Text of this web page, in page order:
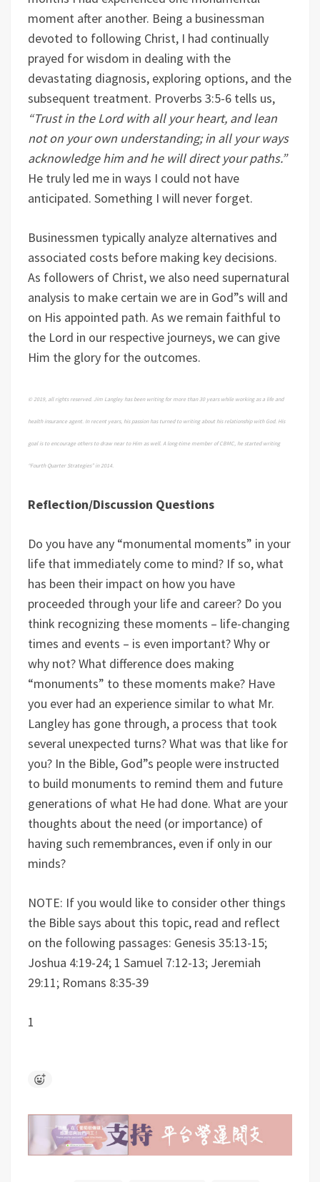
moment after another. Being a businessman
devoted to following Christ, I had continually
prayed for wisdom in dealing with the
devastating diagnosis, exploring options, and the
subsequent treatment. Proverbs 3:5-6 tells us,
“Trust in the Lord with all your heart, and lean
not on your own understanding; in all your ways
acknowledge him and he will direct your paths.”
He truly led me in ways I could not have
anticipated. Something I will never forget.
Businessmen typically analyze alternatives and
associated costs before making key decisions.
As followers of Christ, we also need supernatural
analysis to make certain we are in God”s will and
on His appointed path. As we remain faithful to
the Lord in our respective journeys, we can give
Him the glory for the outcomes.
© 2019, all rights reserved. Jim Langley has been writing for more than 30 years while working as a life and
health insurance agent. In recent years, his passion has turned to writing about his relationship with God. His
goal is to encourage others to draw near to Him as well. A long-time member of CBMC, he started writing
“Fourth Quarter Strategies” in 2014.
Reflection/Discussion Questions
Do you have any “monumental moments” in your
life that immediately come to mind? If so, what
has been their impact on how you have
proceeded through your life and career? Do you
think recognizing these moments – life-changing
times and events – is even important? Why or
why not? What difference does making
“monuments” to these moments make? Have
you ever had an experience similar to what Mr.
Langley has gone through, a process that took
several unexpected turns? What was that like for
you? In the Bible, God”s people were instructed
to build monuments to remind them and future
generations of what He had done. What are your
thoughts about the need (or importance) of
having such remembrances, even if only in our
minds?
NOTE: If you would like to consider other things
the Bible says about this topic, read and reflect
on the following passages: Genesis 35:13-15;
Joshua 4:19-24; 1 Samuel 7:12-13; Jeremiah
29:11; Romans 8:35-39
1